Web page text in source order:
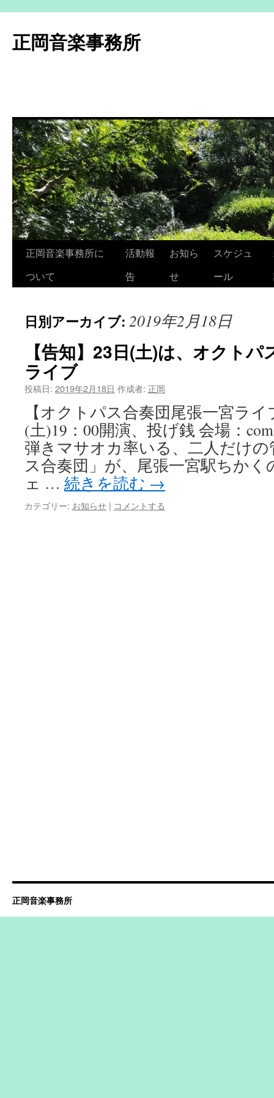
テ
ン
プ
正岡音楽事務所
正岡音楽事務所に
ついて
活動報
告
お知ら
せ
スケジュ
ール
日別アーカイブ: 2019年2月18日
【告知】23日(土)は、オクト
ライブ
投稿日: 2019年2月18日 作成者: 正岡
【オクトパス合奏団尾張一宮ライ
(土)19：00開演、投げ銭 会場：
弾きマサオカ率いる、二人だけ
ス合奏団」が、尾張一宮駅ちか
ェ … 続きを読む →
カテゴリー: お知らせ | コメントする
正岡音楽事務所